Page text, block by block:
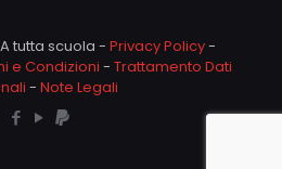
tutta scuola - Privacy Policy-
e Condizioni - Trattamento Dati
- Note Legali